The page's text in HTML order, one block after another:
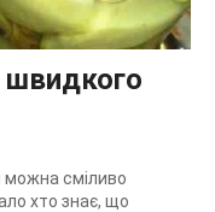
швидкого
можна сміливо
хто знає, що